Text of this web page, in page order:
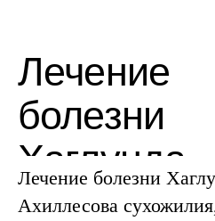
Лечение болезни
Ахиллесова
Хаглунда